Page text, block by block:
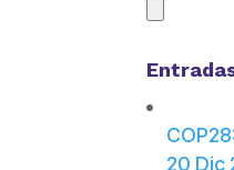
20 Dic